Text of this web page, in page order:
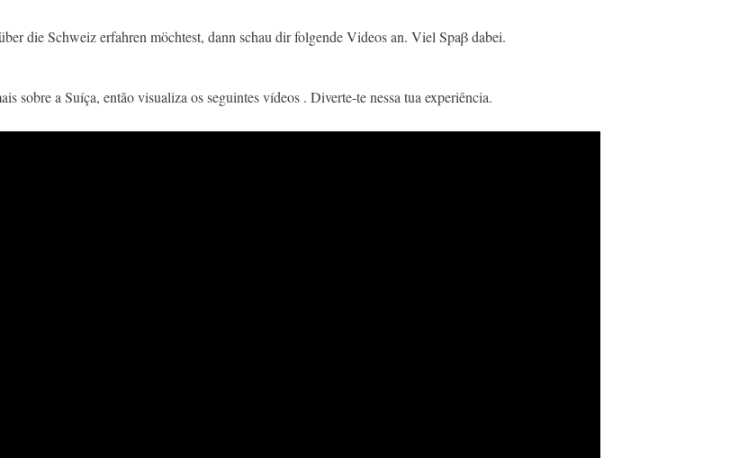
die Schweiz erfahren möchtest, dann schau dir folgende Videos an. Viel Spaβ dabei.
sobre a Suíça, então visualiza os seguintes vídeos . Diverte-te nessa tua experiência.